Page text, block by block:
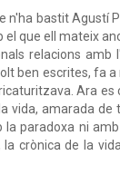
n'ha bastit Agustí
que ell mateix
relacions
ben escrites, fa
Ara
vida, amarada
paradoxa ni
crònica de la